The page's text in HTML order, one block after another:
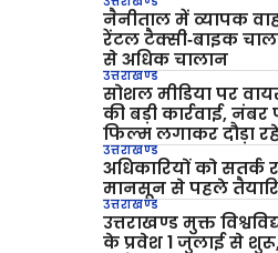
नैनीताल में व्यापक
रेंटल टैक्सी‑बाइक
से अधिक चालान
उत्तराखण्ड
सोशल मीडिया पर
की बड़ी कार्रवाई,
फिल्म लगाकर दौड़ा
उत्तराखण्ड
अधिकारियों को
मानसून से पहले
उत्तराखण्ड
उत्तराखण्ड मुक्त
के प्रवेश 1 जुलाई से